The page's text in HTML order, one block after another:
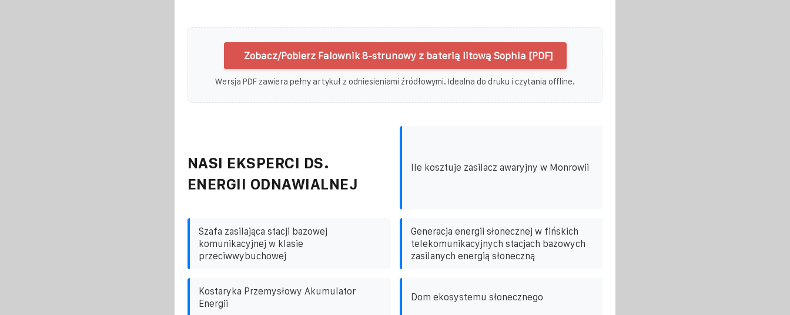
Zobacz/Pobierz Falownik 8-strunowy z baterią litową Sophia [PDF]
Wersja PDF zawiera pełny artykuł z odniesieniami źródłowymi. Idealna do druku i czytania offline.
NASI EKSPERCI DS.
ENERGII ODNAWIALNEJ
Ile kosztuje zasilacz awaryjny w Monrowii
Szafa zasilająca stacji bazowej
komunikacyjnej w klasie
przeciwwybuchowej
Generacja energii słonecznej w fińskich
telekomunikacyjnych stacjach bazowych
zasilanych energią słoneczną
Kostaryka Przemysłowy Akumulator
Energii
Dom ekosystemu słonecznego